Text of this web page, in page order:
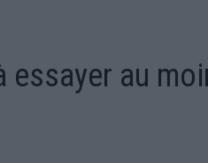
essayer au